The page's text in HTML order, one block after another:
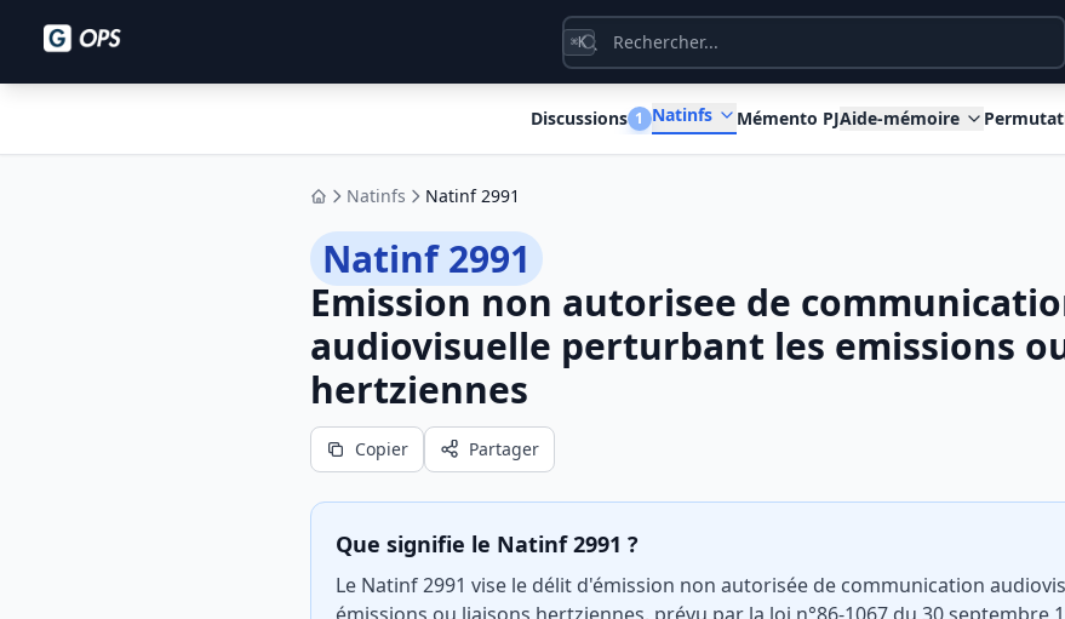
⌘K
Discussions 1 Natinfs Mémento PJAide-mémoire
AccueilNatinfs Natinf 2991
Natinf 2991
Emission non autorisee de
audiovisuelle perturbant les emissions
hertziennes
Copier Partager
Que signifie le Natinf 2991 ?
Le Natinf 2991 vise le délit d'émission non autorisée de communication